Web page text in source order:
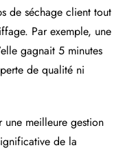
de séchage client tout
Par exemple, une
gagnait 5 minutes
de qualité ni
une meilleure gestion
de la